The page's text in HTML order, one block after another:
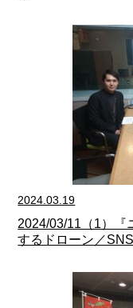
2024.03.19
2024/03/11（1）『
するドローン／